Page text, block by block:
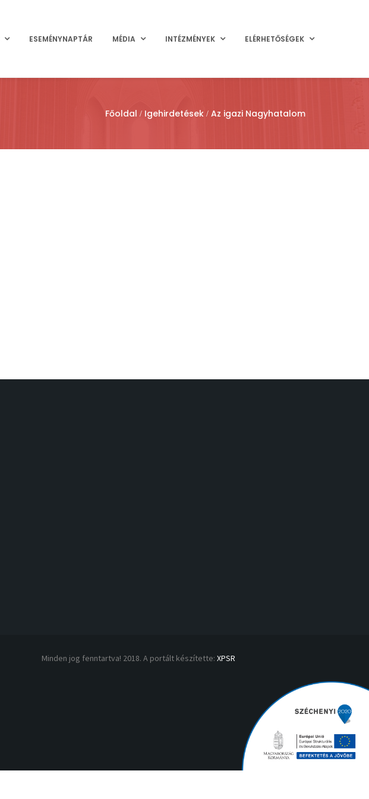
ESEMÉNYNAPTÁR MÉDIA INTÉZMÉNYEK ELÉRHETŐSÉGEK
Főoldal Igehirdetések Az igazi Nagyhatalom
Minden jog fenntartva! 2018. A portált készítette: XPSR